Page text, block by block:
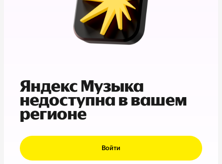
Яндекс Музыка
недоступна в вашем
регионе
Войти